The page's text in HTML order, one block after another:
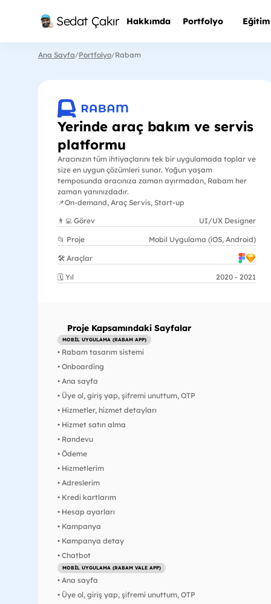
Sedat Çakır Hakkımda Portfolyo Eğitim
Ana Sayfa/Portfolyo/Rabam
Yerinde araç bakım ve servis
platformu
Aracınızın tüm ihtiyaçlarını tek bir uygulamada toplar ve
size en uygun çözümleri sunar. Yoğun yaşam
temposunda aracınıza zaman ayırmadan, Rabam her
zaman yanınızdadır.
📌On-demand, Araç Servis, Start-up
👨‍💻 Görev
UI/UX Designer
📂 Proje Mobil Uygulama (iOS, Android)
🛠️ Araçlar
🗓️ Yıl 2020 - 2021
Proje Kapsamındaki Sayfalar
MOBİL UYGULAMA (RABAM APP)
• Rabam tasarım sistemi
• Onboarding
• Ana sayfa
• Üye ol, giriş yap, şifremi unuttum, OTP
• Hizmetler, hizmet detayları
• Hizmet satın alma
• Randevu
• Ödeme
• Hizmetlerim
• Adreslerim
• Kredi kartlarım
• Hesap ayarları
• Kampanya
• Kampanya detay
• Chatbot
MOBİL UYGULAMA (RABAM VALE APP)
• Ana sayfa
• Üye ol, giriş yap, şifremi unuttum, OTP